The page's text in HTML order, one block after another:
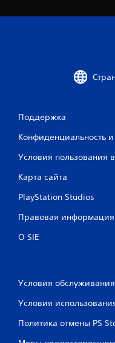
Поддержка
Конфиденциальность
Условия пользования
Карта сайта
PlayStation Studios
Правовая информация
О SIE
Условия
Условия
Политика отмены PS